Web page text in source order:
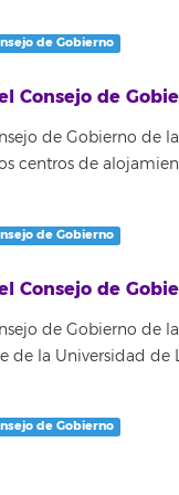
de Gobierno
Consejo de
de Gobierno de
centros de
de Gobierno
Consejo de
de Gobierno de la
de la Universidad de
de Gobierno